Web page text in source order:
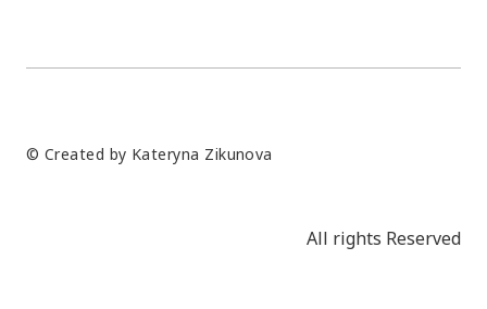
© Created by Kateryna Zikunova
All rights Reserved